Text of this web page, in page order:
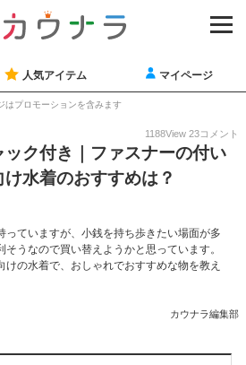
人気アイテム マイページ
はプロモーションを含みます
1188View 23コメント
ック付き｜ファスナーの付い
水着のおすすめは？
っていますが、小銭を持ち歩きたい場面が多
そうなので買い替えようかと思っています。
けの水着で、おしゃれでおすすめな物を教え
カウナラ編集部